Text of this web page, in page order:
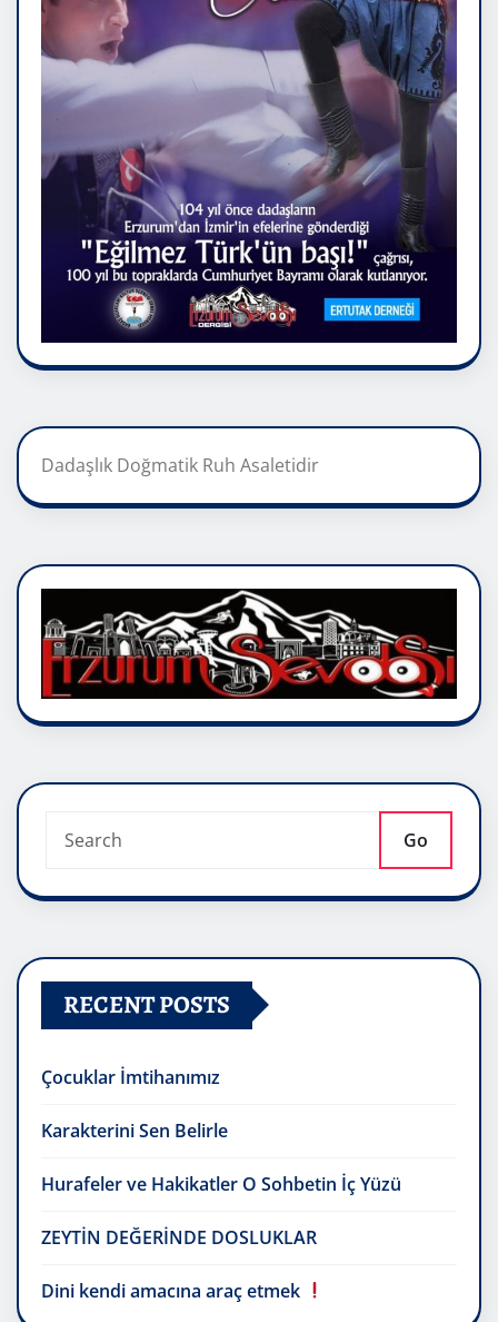
Dadaşlık Doğmatik Ruh Asaletidir
Go
RECENT POSTS
Çocuklar İmtihanımız
Karakterini Sen Belirle
Hurafeler ve Hakikatler O Sohbetin İç Yüzü
ZEYTİN DEĞERİNDE DOSLUKLAR
Dini kendi amacına araç etmek